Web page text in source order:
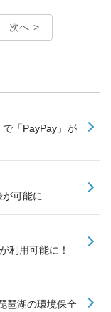
次へ
で「PayPay」が
可能に
利用可能に！
琶湖の環境保全